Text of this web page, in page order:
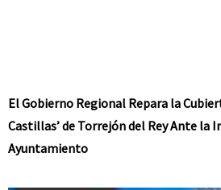
El Gobierno Regional Repara la
Castillas’ de Torrejón del Rey Ante la
Ayuntamiento